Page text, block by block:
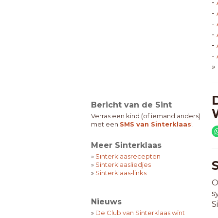
Bericht van de Sint
Verras een kind (of iemand anders)
met een SMS van Sinterklaas!
Meer Sinterklaas
» Sinterklaasrecepten
» Sinterklaasliedjes
» Sinterklaas-links
Nieuws
» De Club van Sinterklaas wint
-
-
-
-
-
-
»